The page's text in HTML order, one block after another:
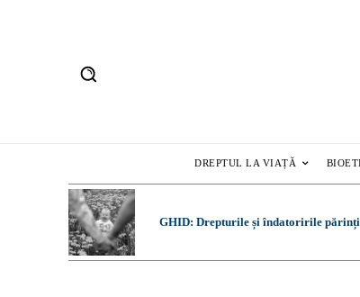
DREPTUL LA VIAȚĂ
GHID: Drepturile și îndatoririle